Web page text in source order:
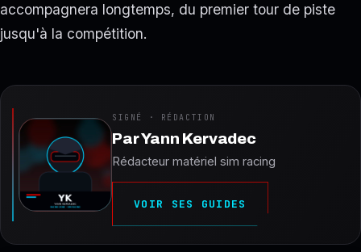
accompagnera longtemps, du premier tour de piste
jusqu'à la compétition.
SIGNÉ · RÉDACTION
ParYann Kervadec
Rédacteur matériel sim racing
VOIR SES GUIDES